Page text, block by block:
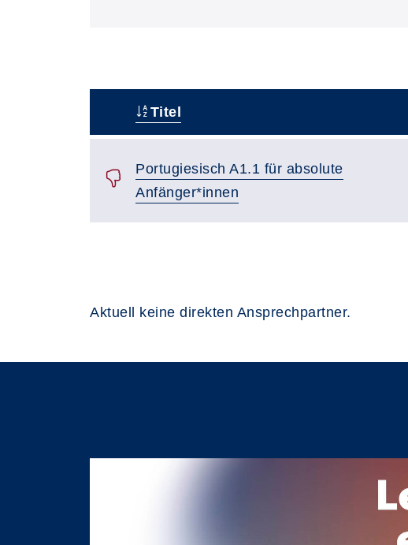
Status
Titel
Portugiesisch A1.1 für absolute
Anfänger*innen
Aktuell keine direkten Ansprechpartner.